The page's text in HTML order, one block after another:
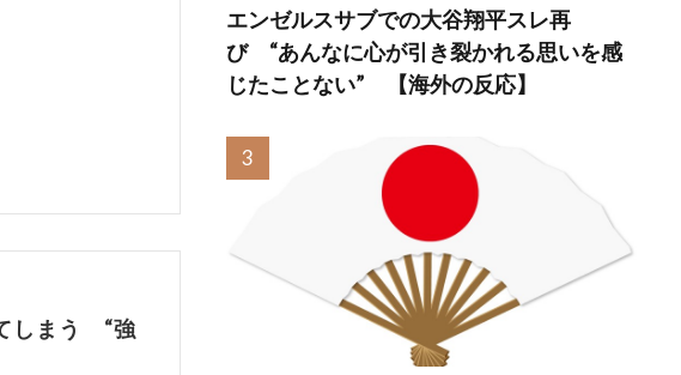
しまう “強
エンゼルスサブでの大谷翔平スレ再
び “あんなに心が引き裂かれる思いを感
じたことない” 【海外の反応】